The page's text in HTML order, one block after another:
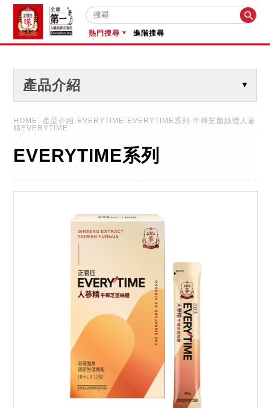

熱門搜尋 進階搜尋
產品介紹
HOME-產品介紹-EVERYTIME-EVERYTIME系列-牛樟芝菌絲體人蔘
精EVERYTIME
EVERYTIME系列